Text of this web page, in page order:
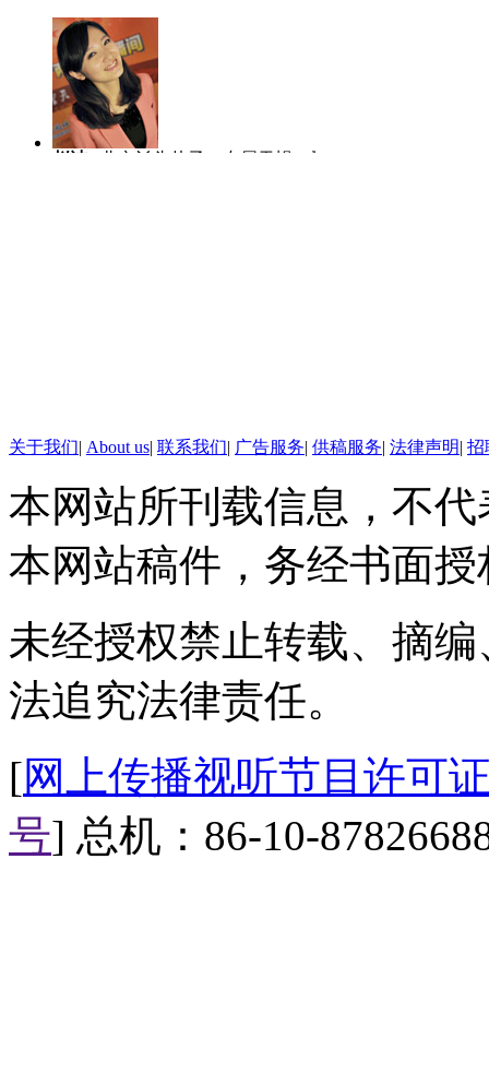
该加强对“保姆车”公司的监管。
【口播】 “跨境学童”上学路
深港两地政府能够联合制定政
度裔国际眼科专家已经抵达山西
件允许，将把孩子接来深圳治疗
孩子复明，但义眼看起来跟眼球
子在心理上避免受到更大的伤害
【口播】据被挖眼男童的母亲
忆、不愿意提及，甚至不能听到
纪不多出现的烦躁情绪，小斌
各界的捐助能够帮助小斌斌早日
爱，重燃希望。好，今天的《中
击中国新闻网和中新视频微博。
赵洁
北京丫头片子，专属天蝎，爱哭
关于我们| About us| 联系我们| 广告服务| 供稿服务| 法律声明| 招
本网站所刊载信息，不
本网站稿件，务经书面授
未经授权禁止转载、摘
法追究法律责任。
[网上传播视听节目许可
号] 总机：86-10-